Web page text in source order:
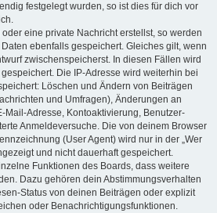
festgelegt wurden, so ist dies für dich vor
eine private Nachricht erstellst, so werden
ebenfalls gespeichert. Gleiches gilt, wenn
zwischenspeicherst. In diesen Fällen wird
Die IP-Adresse wird weiterhin bei
Löschen und Ändern von Beiträgen
und Umfragen), Änderungen an
Mail-Adresse, Kontoaktivierung, Benutzer-
Anmeldeversuche. Die von deinem Browser
(User Agent) wird nur in der „Wer
und nicht dauerhaft gespeichert.
Funktionen des Boards, dass weitere
Dazu gehören dein Abstimmungsverhalten
Status von deinen Beiträgen oder explizit
oder Benachrichtigungsfunktionen.